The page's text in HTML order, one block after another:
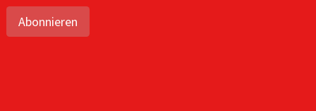
Abonnieren